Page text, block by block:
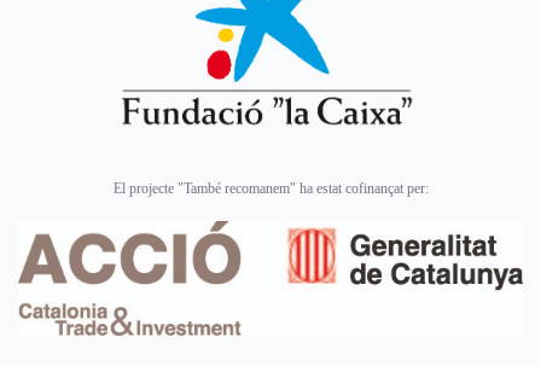
El projecte "També recomanem" ha estat cofinançat per: